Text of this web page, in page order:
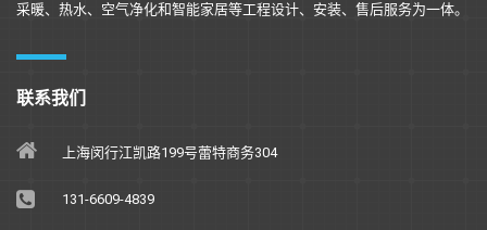
采暖、热水、空气净化和智能家居等工程设计、安装、售后服务为一体。
联系我们
上海闵行江凯路199号蕾特商务304
131-6609-4839